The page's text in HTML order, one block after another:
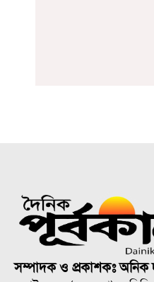
সম্পাদক ও প্রকাশকঃ অনিক